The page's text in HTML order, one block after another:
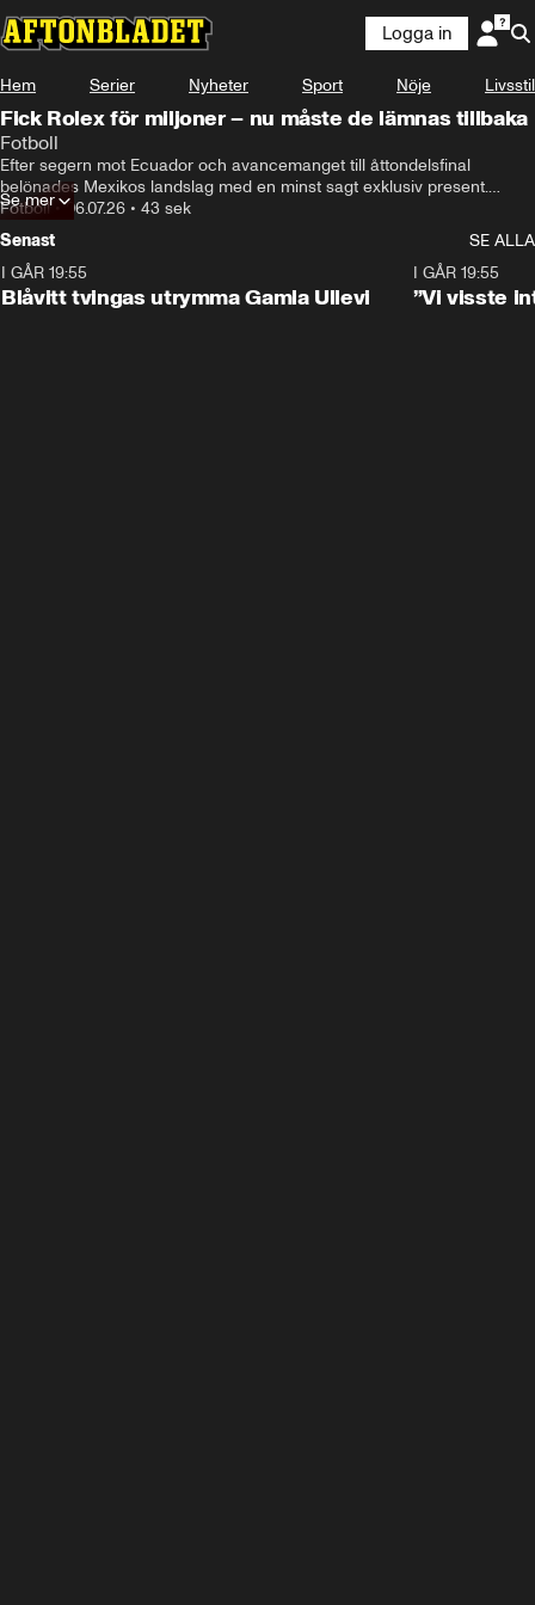
Logga in
Hem Serier Nyheter Sport Nöje Livsstil
Fick Rolex för miljoner – nu måste de lämnas tillbaka
Fotboll
Efter segern mot Ecuador och avancemanget till åttondelsfinal
belönades Mexikos landslag med en minst sagt exklusiv present.
Den amerikanska youtubern Stevewilldoit delade ut Rolex-klockor till
samtliga spelare och ledare – gåvor till ett sammanlagt värde av
omkring 9,6 miljoner kronor.
Men glädjen blev kortvarig.
Fotboll•06.07.26 • 43 sek
Se mer
Senast
SE ALLA
I GÅR 19:55
Blåvitt tvingas utrymma Gamla Ullevi
I GÅR 19:55
”Vi visste